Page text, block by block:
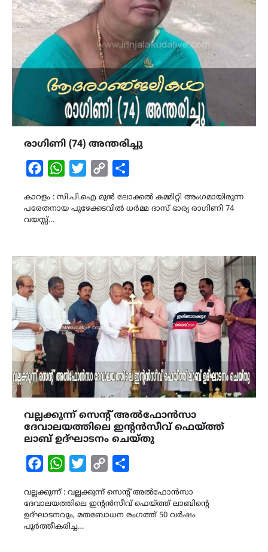
രാഗിണി (74) അന്തരിച്ചു
FacebookWhatsAppTwitterCopy
കാറളം : സി.പി.ഐ മുൻ ലോക്കൽ കമ്മിറ്റി അംഗമായിരുന്ന
പരേതനായ പുഴേക്കടവിൽ ധർമ്മ ദാസ് ഭാര്യ രാഗിണി 74
വയസ്സ്…
വല്ലക്കുന്ന് സെന്റ് അൽഫോൻസാ
ദേവാലയത്തിലെ ഇന്റൻസീവ് ഫെയ്ത്ത്
ലാബ് ഉദ്‌ഘാടനം ചെയ്തു
FacebookWhatsAppTwitterCopy
വല്ലക്കുന്ന് : വല്ലക്കുന്ന് സെന്റ് അൽഫോൻസാ
ദേവാലയത്തിലെ ഇന്റൻസീവ് ഫെയ്ത്ത് ലാബിന്റെ
ഉദ്ഘാടനവും, മതബോധന രംഗത്ത് 50 വർഷം
പൂർത്തീകരിച്ച…